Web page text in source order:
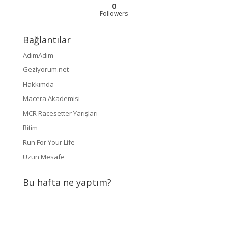
0
Followers
Bağlantılar
AdımAdım
Geziyorum.net
Hakkımda
Macera Akademisi
MCR Racesetter Yarışları
Ritim
Run For Your Life
Uzun Mesafe
Bu hafta ne yaptım?